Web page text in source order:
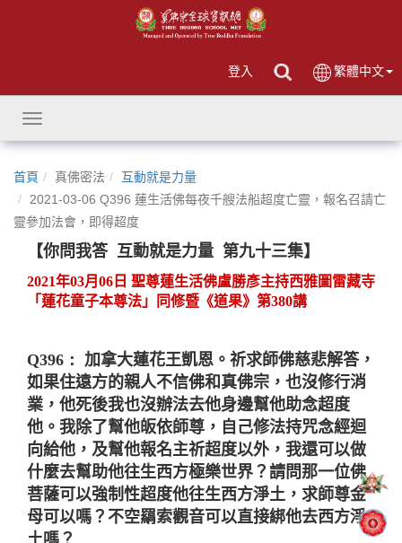
登入 繁體中文
Toggle
navigation
首頁 真佛密法
互動就是力量
2021-03-06 Q396 蓮生活佛每夜千艘法船超度亡靈，報名召請亡
靈參加法會，即得超度
【你問我答 互動就是力量 第九十三集】
2021年03月 06 日 聖尊蓮生活佛盧勝彥主持西雅圖雷藏寺
「蓮花童子本尊法」同修暨《道果》第380講
Q396： 加拿大蓮花王凱恩。 祈求師佛慈悲解答，
如果住遠方的親人不信佛和真佛宗，也沒修行消
業，他死後我也沒辦法去他身邊幫他助念超度
他。我除了幫他皈依師尊，自己修法持咒念經迴
向給他，及幫他報名主祈超度以外，我還可以做
什麼去幫助他往生西方極樂世界？請問那一位佛
菩薩可以強制性超度他往生西方淨土，求師尊金
母可以嗎 ？ 不空羂索觀音可以直接綁他去西方淨
土嗎？